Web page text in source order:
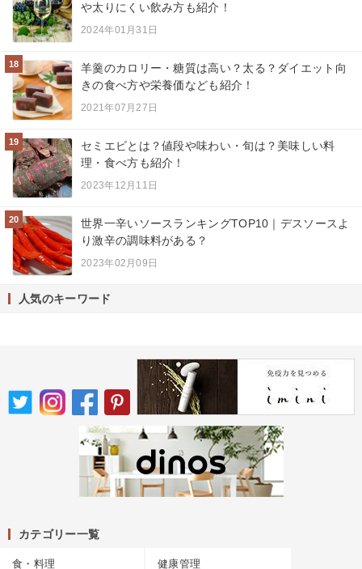
や太りにくい飲み方も紹介！
2024年01月31日
18
羊羹のカロリー・糖質は高い？太る？ダイエット向
きの食べ方や栄養価なども紹介！
2021年07月27日
19
セミエビとは？値段や味わい・旬は？美味しい料
理・食べ方も紹介！
2023年12月11日
20
世界一辛いソースランキングTOP10｜デスソースよ
り激辛の調味料がある？
2023年02月09日
人気のキーワード
カテゴリー一覧
食・料理 健康管理